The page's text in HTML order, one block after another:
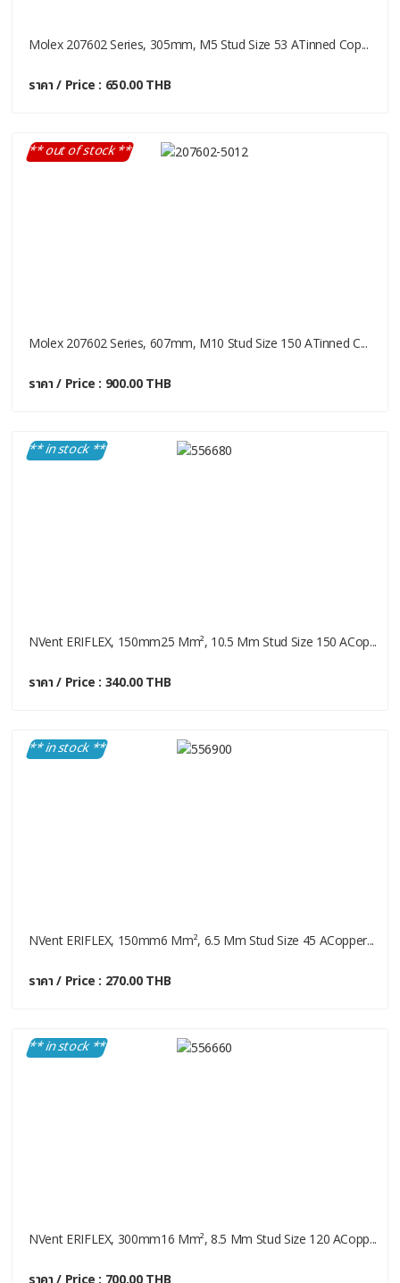
Molex 207602 Series, 305mm, M5 Stud Size 53 ATinned Cop...
ราคา / Price : 650.00 THB
** out of stock **
Molex 207602 Series, 607mm, M10 Stud Size 150 ATinned C...
ราคา / Price : 900.00 THB
** in stock **
NVent ERIFLEX, 150mm25 Mm², 10.5 Mm Stud Size 150 ACop...
ราคา / Price : 340.00 THB
** in stock **
NVent ERIFLEX, 150mm6 Mm², 6.5 Mm Stud Size 45 ACopper...
ราคา / Price : 270.00 THB
** in stock **
NVent ERIFLEX, 300mm16 Mm², 8.5 Mm Stud Size 120 ACopp...